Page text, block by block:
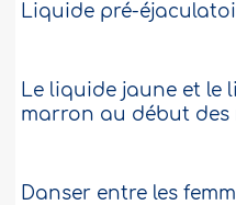
Liquide pré-
Le liquide jaune et le
marron au début des
Danser entre les